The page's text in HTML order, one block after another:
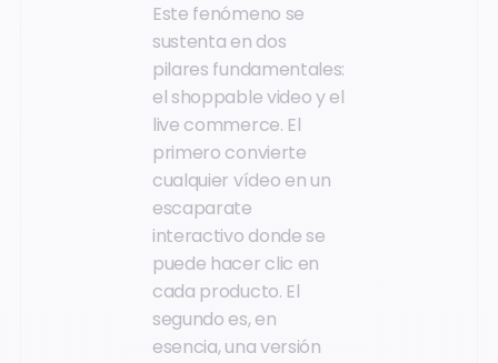
Este fenómeno se
sustenta en dos
pilares fundamentales:
el shoppable video y el
live commerce. El
primero convierte
cualquier vídeo en un
escaparate
interactivo donde se
puede hacer clic en
cada producto. El
segundo es, en
esencia, una versión